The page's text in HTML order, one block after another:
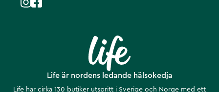
Life är nordens ledande hälsokedja
Life har cirka 130 butiker utspritt i Sverige och Norge med ett